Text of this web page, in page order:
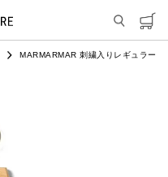
MARMARMAR 刺繍入りレギュラー